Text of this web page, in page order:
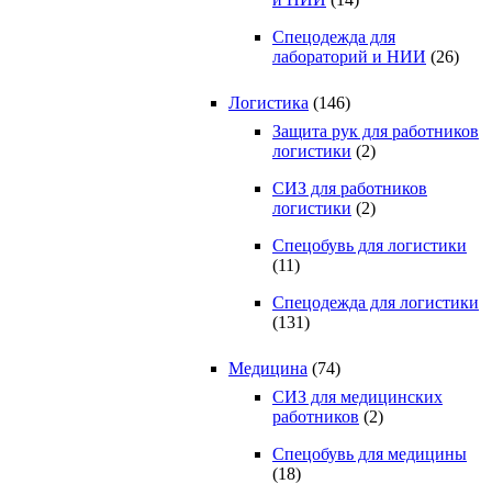
Спецодежда для
лабораторий и НИИ (26)
Логистика (146)
Защита рук для работников
логистики (2)
СИЗ для работников
логистики (2)
Спецобувь для логистики
(11)
Спецодежда для логистики
(131)
Медицина (74)
СИЗ для медицинских
работников (2)
Спецобувь для медицины
(18)